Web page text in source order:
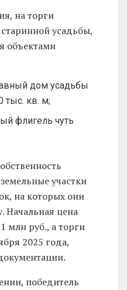
на торги
усадьбы,
объектами
дом усадьбы
тыс. кв. м;
флигель чуть
участки
на которых они
Начальная цена
млн руб., а торги
2025 года,
победитель